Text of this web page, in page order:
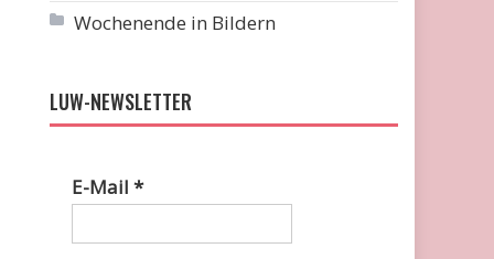
Wochenende in Bildern
LUW-NEWSLETTER
E-Mail*